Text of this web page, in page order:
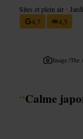
Sites et plein air •
4,7
4,5
Image /The
“Calme